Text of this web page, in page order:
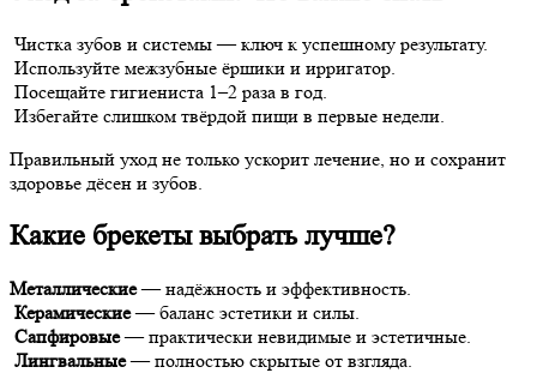
Чистка зубов и системы — ключ к успешному результату.
Используйте межзубные ёршики и ирригатор.
Посещайте гигиениста 1–2 раза в год.
Избегайте слишком твёрдой пищи в первые недели.
Правильный уход не только ускорит лечение, но и сохранит
здоровье дёсен и зубов.
Какие брекеты выбрать лучше?
Металлические— надёжность и эффективность.
Керамические— баланс эстетики и силы.
Сапфировые— практически невидимые и эстетичные.
Лингвальные— полностью скрытые от взгляда.